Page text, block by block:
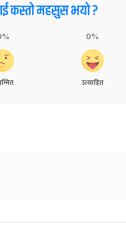
कस्तो महसुस भयो ?
0%
उत्साहित